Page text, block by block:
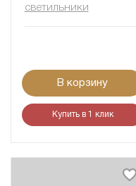
светильники
В корзину
Купить в 1 клик